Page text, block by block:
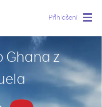
Přihlášení
Ghana z